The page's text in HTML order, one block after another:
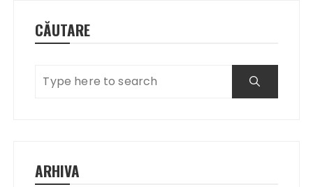
CĂUTARE
ARHIVA